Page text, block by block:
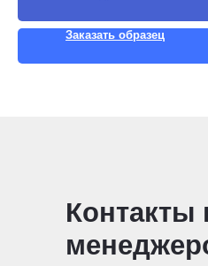
Заказать образец
Контакты